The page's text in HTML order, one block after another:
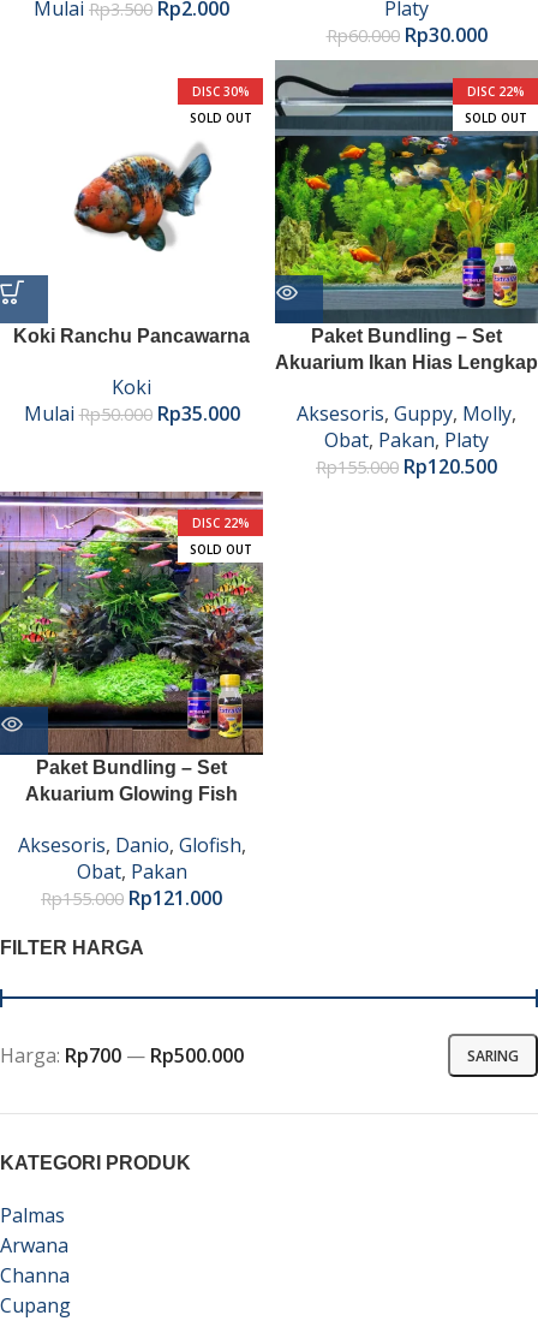
FILTER HARGA
SARING
Harga: Rp700 — Rp500.000
KATEGORI PRODUK
Palmas
Arwana
Channa
Cupang
Mulai Rp3.500 Rp2.000 Platy
Rp60.000 Rp30.000
DISC 30%
SOLD OUT
Koki Ranchu Pancawarna
Koki
MulaiRp50.000 Rp35.000
DISC 22%
SOLD OUT
Paket Bundling – Set
Akuarium Ikan Hias Lengkap
Aksesoris, Guppy, Molly,
Obat, Pakan, Platy
Rp155.000 Rp120.500
DISC 22%
SOLD OUT
Paket Bundling – Set
Akuarium Glowing Fish
Aksesoris, Danio, Glofish,
Obat, Pakan
Rp155.000 Rp121.000